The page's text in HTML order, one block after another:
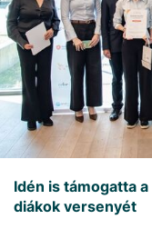
Idén is támogatta
diákok versenyét